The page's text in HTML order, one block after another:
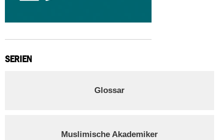
SERIEN
Glossar
Muslimische Akademiker